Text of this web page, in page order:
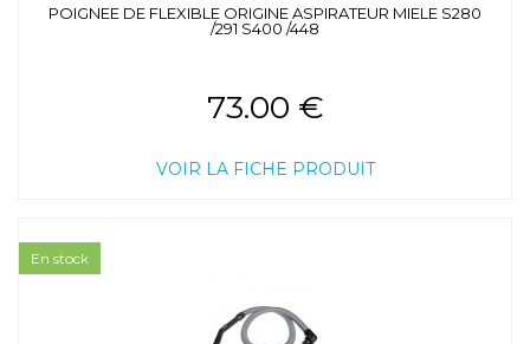
POIGNEE DE FLEXIBLE ORIGINE ASPIRATEUR MIELE S280
/291 S400 /448
73.00 €
VOIR LA FICHE PRODUIT
En stock